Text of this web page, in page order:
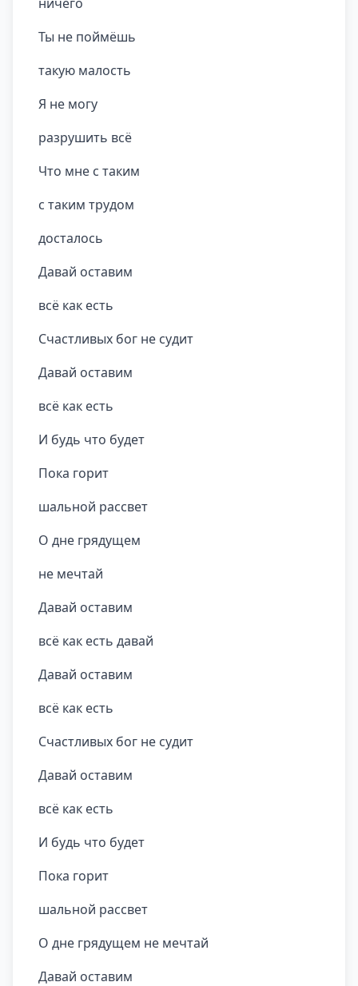
Ты не поймёшь
такую малость
Я не могу
разрушить всё
Что мне с таким
с таким трудом
досталось
Давай оставим
всё как есть
Счастливых бог не судит
Давай оставим
всё как есть
И будь что будет
Пока горит
шальной рассвет
О дне грядущем
не мечтай
Давай оставим
всё как есть давай
Давай оставим
всё как есть
Счастливых бог не судит
Давай оставим
всё как есть
И будь что будет
Пока горит
шальной рассвет
О дне грядущем не мечтай
Давай оставим